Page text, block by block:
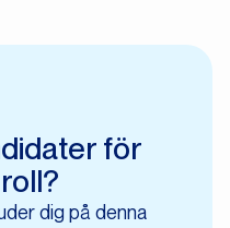
för
dig på denna